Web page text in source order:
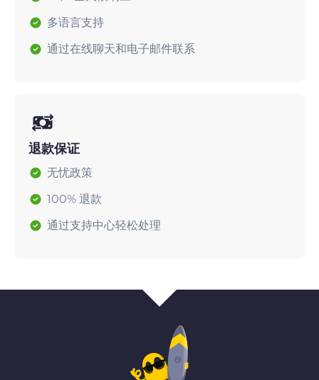
多语言支持
通过在线聊天和电子邮件联系
退款保证
无忧政策
100% 退款
通过支持中心轻松处理